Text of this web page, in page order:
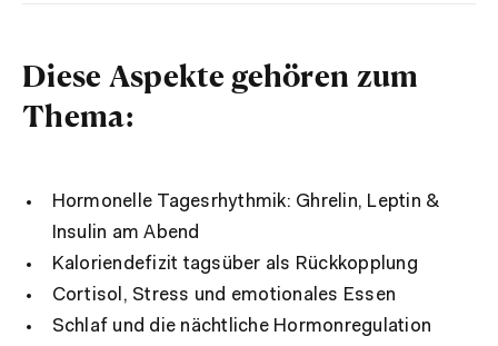
Diese Aspekte gehören zum
Thema:
Hormonelle Tagesrhythmik: Ghrelin, Leptin &
Insulin am Abend
Kaloriendefizit tagsüber als Rückkopplung
Cortisol, Stress und emotionales Essen
Schlaf und die nächtliche Hormonregulation